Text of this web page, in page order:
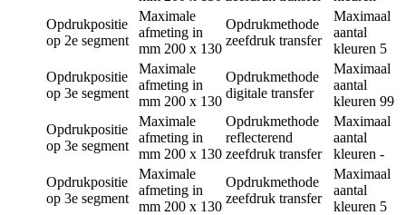
Opdrukpositie
op 2e segment
Maximale
afmeting in
mm 200 x 130
Opdrukmethode
zeefdruk transfer
Maximaal
aantal
kleuren 5
Opdrukpositie
op 3e segment
Maximale
afmeting in
mm 200 x 130
Opdrukmethode
digitale transfer
Maximaal
aantal
kleuren 99
Opdrukpositie
op 3e segment
Maximale
afmeting in
mm 200 x 130
Opdrukmethode
reflecterend
zeefdruk transfer
Maximaal
aantal
kleuren -
Opdrukpositie
op 3e segment
Maximale
afmeting in
mm 200 x 130
Opdrukmethode
zeefdruk transfer
Maximaal
aantal
kleuren 5